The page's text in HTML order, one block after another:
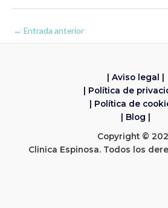
← Entrada anterior
| Aviso legal |
| Política de
| Política de
| Blog |
Copyright ©
Clinica Espinosa. Todos los